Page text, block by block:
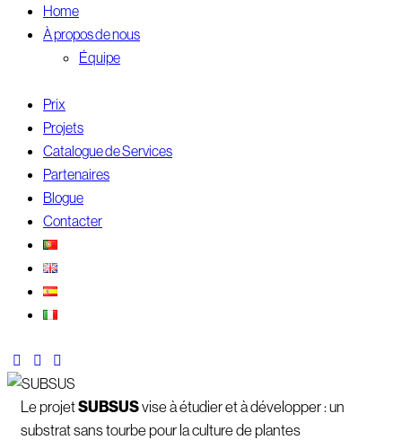
Home
À propos de nous
Équipe
Prix
Projets
Catalogue de Services
Partenaires
Blogue
Contacter
Le projetSUBSUSvise à étudier et à développer : un
substrat sans tourbe pour la culture de plantes